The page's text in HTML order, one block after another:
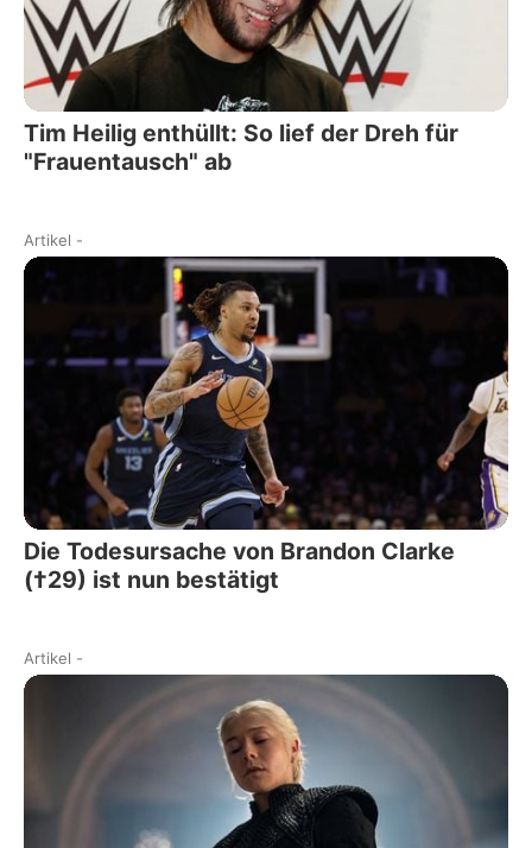
Tim Heilig enthüllt: So lief der Dreh für
"Frauentausch" ab
Artikel -
Die Todesursache von Brandon Clarke
(†29) ist nun bestätigt
Artikel -